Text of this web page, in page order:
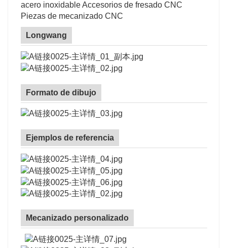
acero inoxidable Accesorios de fresado CNC
Piezas de mecanizado CNC
Longwang
Formato de dibujo
Ejemplos de referencia
Mecanizado personalizado